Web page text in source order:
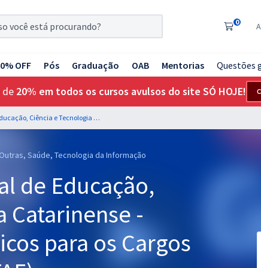
0
OFF Pós Graduação OAB Mentorias Questões
de 20% em todos os cursos avulsos do site SÓ HOJE!
IFC - Instituto Federal de Educação, Ciência e Tecnologia Catarinense - Conhecimentos Básicos para os Cargos de Nível Superior (TAE)
Saúde, Tecnologia da Informação
de Educação,
Catarinense -
para os Cargos